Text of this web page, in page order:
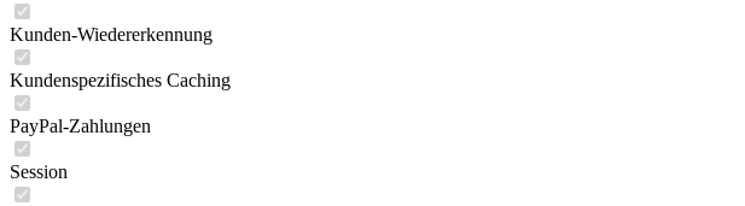
Kunden-Wiedererkennung
Kundenspezifisches Caching
PayPal-Zahlungen
Session